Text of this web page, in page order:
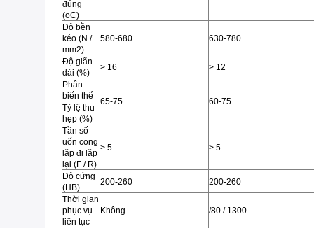
đúng
(oC)
Độ bền
kéo (N /
mm2)
580-680 630-780
Độ giãn
dài (%)
> 16 > 12
Phần
biến thể
65-75 60-75
Tỷ lệ thu
hẹp (%)
Tần số
uốn cong
lặp đi lặp
lại (F / R)
> 5 > 5
Độ cứng
(HB)
200-260 200-260
Thời gian
phục vụ
liên tục
Không /80 / 1300